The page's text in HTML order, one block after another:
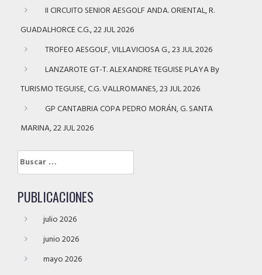
II CIRCUITO SENIOR AESGOLF ANDA. ORIENTAL, R.
GUADALHORCE C.G., 22 JUL 2026
TROFEO AESGOLF, VILLAVICIOSA G., 23 JUL 2026
LANZAROTE GT-T. ALEXANDRE TEGUISE PLAYA By
TURISMO TEGUISE, C.G. VALLROMANES, 23 JUL 2026
GP CANTABRIA COPA PEDRO MORÁN, G. SANTA
MARINA, 22 JUL 2026
Buscar:
PUBLICACIONES
julio 2026
junio 2026
mayo 2026